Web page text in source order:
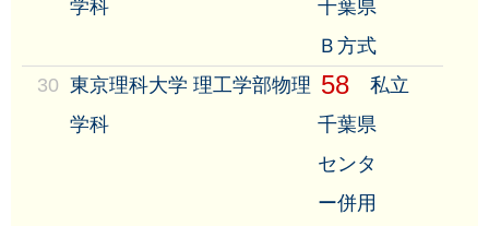
学科
千葉県
Ｂ方式
30 東京理科大学 理工学部物理
学科
58
私立
千葉県
センタ
ー併用